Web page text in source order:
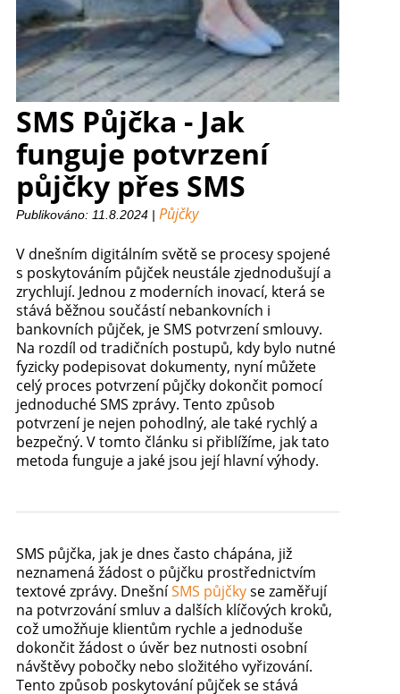
SMS Půjčka - Jak
funguje potvrzení
půjčky přes SMS
Publikováno: 11.8.2024 | Půjčky
V dnešním digitálním světě se procesy spojené
s poskytováním půjček neustále zjednodušují a
zrychlují. Jednou z moderních inovací, která se
stává běžnou součástí nebankovních i
bankovních půjček, je SMS potvrzení smlouvy.
Na rozdíl od tradičních postupů, kdy bylo nutné
fyzicky podepisovat dokumenty, nyní můžete
celý proces potvrzení půjčky dokončit pomocí
jednoduché SMS zprávy. Tento způsob
potvrzení je nejen pohodlný, ale také rychlý a
bezpečný. V tomto článku si přiblížíme, jak tato
metoda funguje a jaké jsou její hlavní výhody.
SMS půjčka, jak je dnes často chápána, již
neznamená žádost o půjčku prostřednictvím
textové zprávy. DnešníSMS půjčkyse zaměřují
na potvrzování smluv a dalších klíčových kroků,
což umožňuje klientům rychle a jednoduše
dokončit žádost o úvěr bez nutnosti osobní
návštěvy pobočky nebo složitého vyřizování.
Tento způsob poskytování půjček se stává